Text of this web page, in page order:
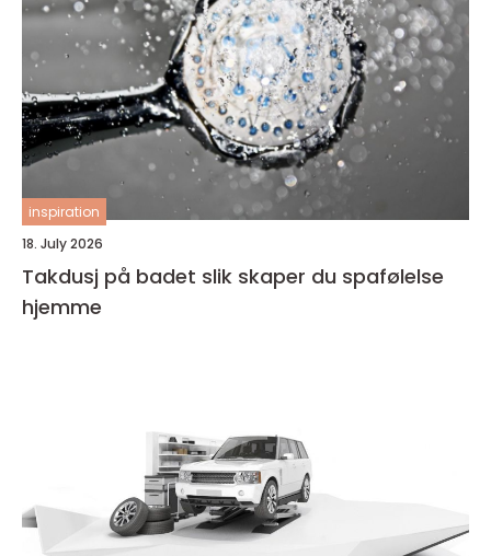
inspiration
18. July 2026
Takdusj på badet slik skaper du spafølelse
hjemme